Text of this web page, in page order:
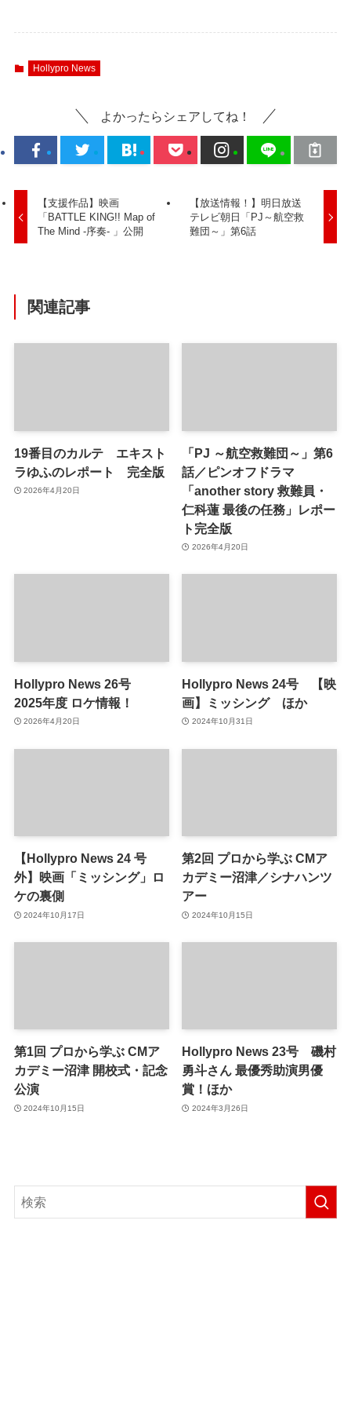
Hollypro News
よかったらシェアしてね！
【支援作品】映画
「BATTLE KING!! Map of
The Mind -序奏- 」公開
【放送情報！】明日放送
テレビ朝日「PJ～航空救
難団～」第6話
関連記事
19番目のカルテ エキスト
ラゆふのレポート 完全版
2026年4月20日
「PJ ～航空救難団～」第6
話／ピンオフドラマ
「another story 救難員・
仁科蓮 最後の任務」レポー
ト完全版
2026年4月20日
Hollypro News 26号
2025年度 ロケ情報！
2026年4月20日
Hollypro News 24号 【映
画】ミッシング ほか
2024年10月31日
【Hollypro News 24 号
外】映画「ミッシング」ロ
ケの裏側
2024年10月17日
第2回 プロから学ぶ CMア
カデミー沼津／シナハンツ
アー
2024年10月15日
第1回 プロから学ぶ CMア
カデミー沼津 開校式・記念
公演
2024年10月15日
Hollypro News 23号 磯村
勇斗さん 最優秀助演男優
賞！ほか
2024年3月26日